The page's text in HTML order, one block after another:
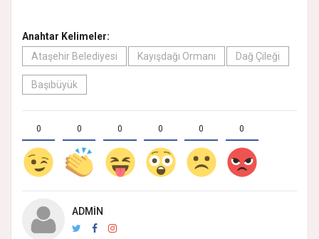
Anahtar Kelimeler:
Ataşehir Belediyesi
Kayışdağı Ormanı Dağ Çileği
Başıbüyük
0 0 0 0 0 0
ADMIN